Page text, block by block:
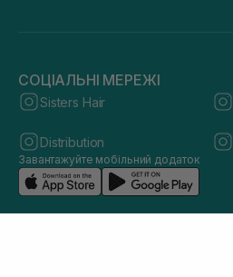
СОЦІАЛЬНІ МЕРЕЖІ
Sisters Hair
Distribution
Завантажуйте мобільний додаток